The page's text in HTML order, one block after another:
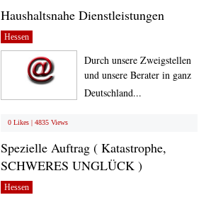
Haushaltsnahe Dienstleistungen
Hessen
Durch unsere Zweigstellen
und unsere Berater in ganz
Deutschland...
0 Likes | 4835 Views
Spezielle Auftrag ( Katastrophe,
SCHWERES UNGLÜCK )
Hessen